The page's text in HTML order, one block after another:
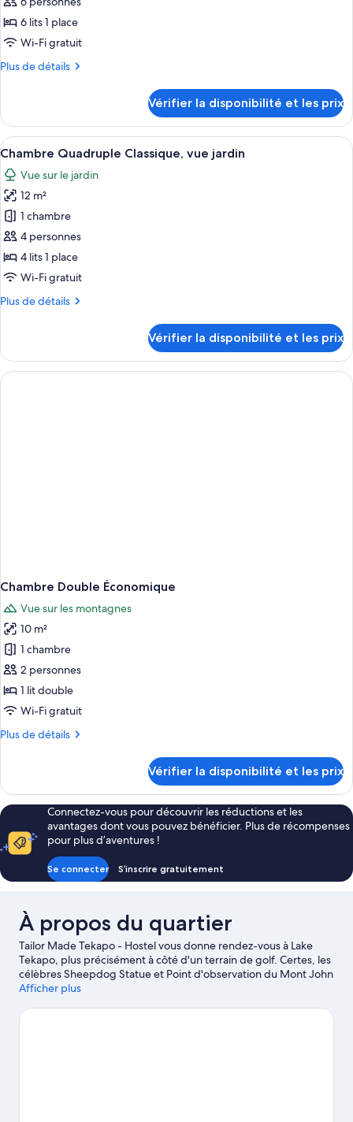
commune
type
de
chambre :
Chambre
6 lits 1 place
Wi-Fi gratuit
Plus de détails
Plus
le
type
de
chambre
Chambre
Familiale
Vérifier la disponibilité et les prix
Afficher
toutes
les
photos
pour
ce
type
de
chambre :
Chambre
vue
jardin
Fer et planche à repasser, Wi-Fi
1
Chambre Quadruple Classique, vue jardin
Vue sur le jardin
12 m²
1 chambre
4 personnes
4 lits 1 place
Wi-Fi gratuit
Plus de détails
Plus
le
type
de
Vérifier la disponibilité et les prix
Chambre Double Économique
Vue sur les montagnes
10 m²
1 chambre
2 personnes
1 lit double
Wi-Fi gratuit
Plus de détails
Plus
le
type
de
chambre
Chambre
Économique
Vérifier la disponibilité et les prix
Connectez-vous pour découvrir les réductions et les
avantages dont vous pouvez bénéficier. Plus de récompenses
pour plus d’aventures !
Se connecter S’inscrire gratuitement
À propos du quartier
Tailor Made Tekapo - Hostel vous donne rendez-vous à Lake
Tekapo, plus précisément à côté d'un terrain de golf. Certes, les
célèbres Sheepdog Statue et Point d'observation du Mont John
figurent parmi les immanquables, mais ne partez pas sans avoir
sympathiques The Cairns Golf Course - Lake Tekapo et Tekapo
Afficher plus